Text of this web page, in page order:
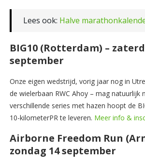
Lees ook: Halve
BIG10 (Rotterdam) –
september
Onze eigen wedstrijd, vorig jaar nog in
de wielerbaan RWC Ahoy – mag natuurlijk
verschillende series met hazen hoopt de
10-kilometerPR te leveren. Meer info &
Airborne Freedom Run
zondag 14 september